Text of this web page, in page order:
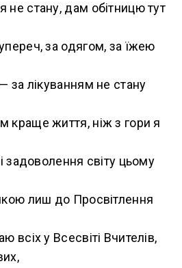
стану, дам обітницю тут
за одягом, за їжею
за лікуванням не стану
краще життя, ніж з гори я
задоволення світу цьому
лиш до Просвітлення
всіх у Всесвіті Вчителів,